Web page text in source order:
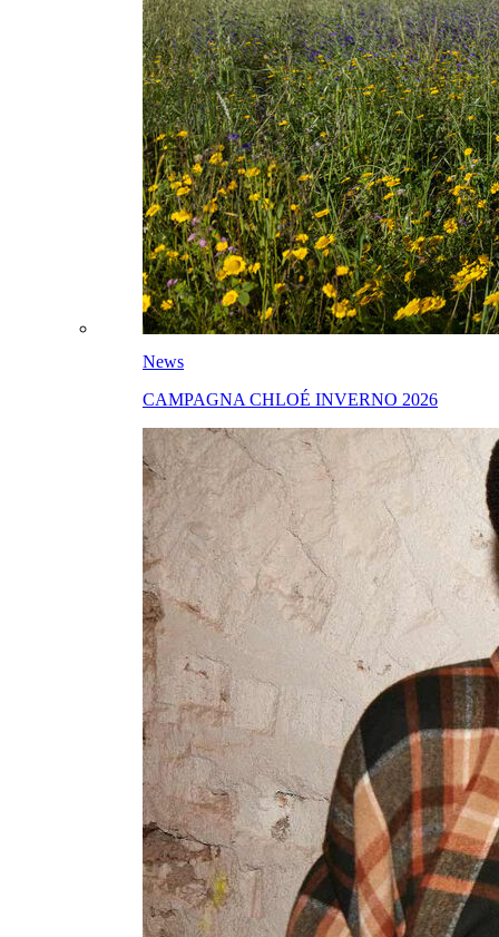
News
CAMPAGNA CHLOÉ INVERNO 2026